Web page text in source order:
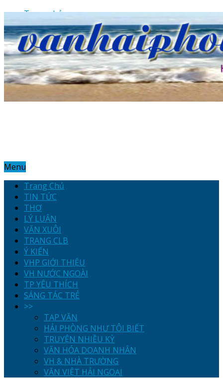
Trang chủ
Hotline: 0912.242.998
Email: vanhaiphong01@gmail.com
Địa chỉ: 19 Trần Hưng Đạo – Hải Phòng
Menu
Trang Chủ
TIN TỨC
THƠ
LÝ LUẬN
VĂN XUÔI
TRANG CLB
Ý KIẾN
VHP GIỚI THIỆU
VH NƯỚC NGOÀI
TP YÊU THÍCH
SÁNG TÁC TRẺ
>>
TẠP VĂN
HẢI PHÒNG NHƯ TÔI BIẾT
TRUYỆN NHIỀU KỲ
VĂN HÓA DOANH NHÂN
VH & NHÀ TRƯỜNG
VĂN VIỆT HẢI NGOẠI